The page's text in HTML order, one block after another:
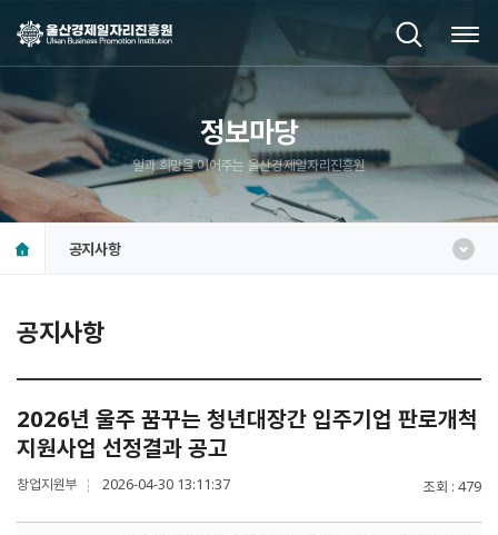
정보마당
일과 희망을 이어주는 울산경제일자리진흥원
공지사항
공지사항
2026년 울주 꿈꾸는 청년대장간 입주기업 판로개척
지원사업 선정결과 공고
조회 479
창업지원부 2026-04-30 13:11:37